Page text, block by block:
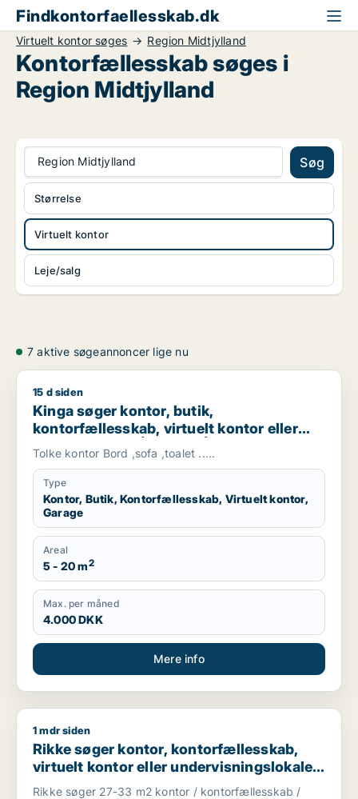
Findkontorfaellesskab.dk
Virtuelt kontor søges Region Midtjylland
Kontorfællesskab søges i
Region Midtjylland
Region Midtjylland Søg
Virtuelt kontor
Leje/salg
Størrelse
7 aktive søgeannoncer lige nu
Kinga søger kontor, butik, kontorfællesskab, virtuelt kontor
15 d siden
Kinga søger kontor, butik,
kontorfællesskab, virtuelt kontor eller
garage til leje i Århus C, Århus N eller
Tolke kontor Bord ,sofa ,toalet .....
Type
Kontor, Butik, Kontorfællesskab, Virtuelt kontor,
Garage
Areal
5 - 20 m2
Max. per måned
4.000 DKK
Mere info
Rikke søger kontor, kontorfællesskab, virtuelt kontor eller
1 mdr siden
Rikke søger kontor, kontorfællesskab,
virtuelt kontor eller undervisningslokale
til leje i Middelfart, Egtved eller Viuf m.fl.
Rikke søger 27-33 m2 kontor / kontorfællesskab /